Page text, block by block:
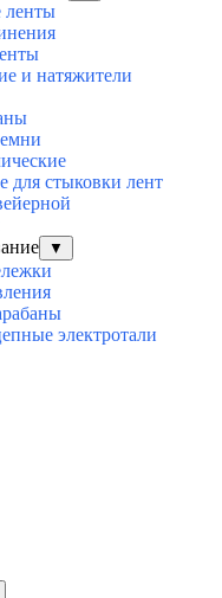
ленты
и натяжители
для стыковки лент
▼
электротали